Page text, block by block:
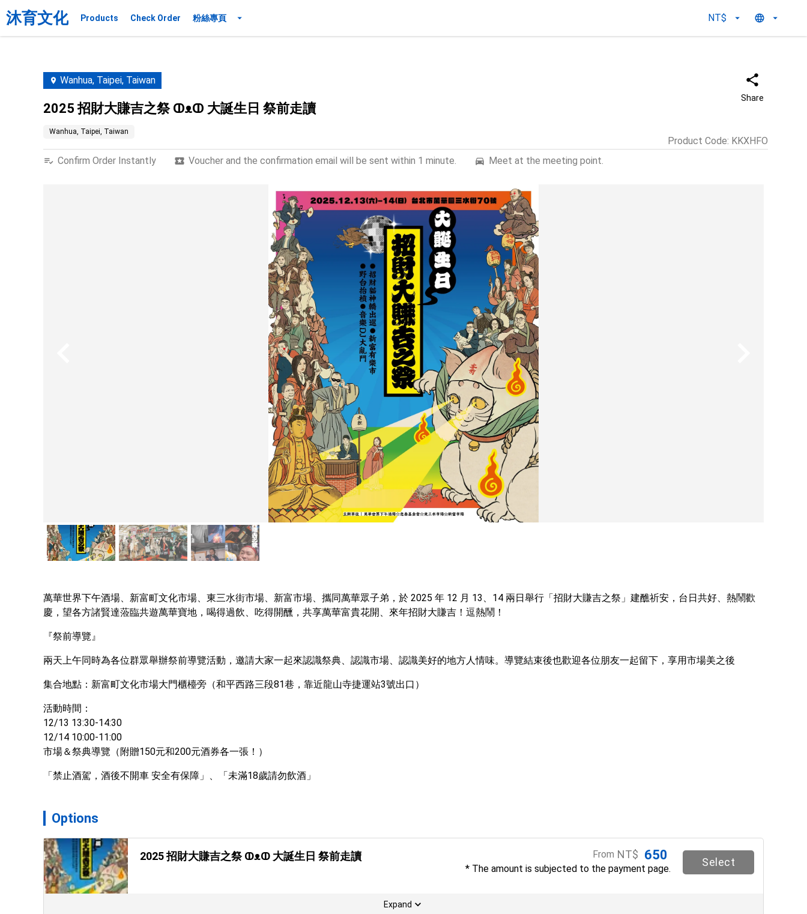
沐育文化 Products Check Order 粉絲專頁 NT$
Wanhua, Taipei, Taiwan
2025 招財大賺吉之祭 ↀᴥↀ 大誕生日 祭前走讀
Share
Wanhua, Taipei, Taiwan
Product Code: KKXHFO
Confirm Order Instantly
Voucher and the confirmation email will be sent within 1 minute. Meet at the meeting point.
萬華世界下午酒場、新富町文化市場、東三水街市場、新富市場、攜同萬華眾子弟，於 2025 年 12 月 13、14 兩日舉行「招財大賺吉之祭」建醮祈安，台日共好、熱鬧歡
慶，望各方諸賢達蒞臨共遊萬華寶地，喝得過飲、吃得開醺，共享萬華富貴花開、來年招財大賺吉！逗熱鬧！
『祭前導覽』
兩天上午同時為各位群眾舉辦祭前導覽活動，邀請大家一起來認識祭典、認識市場、認識美好的地方人情味。導覽結束後也歡迎各位朋友一起留下，享用市場美之後
集合地點：新富町文化市場大門櫃檯旁（和平西路三段81巷，靠近龍山寺捷運站3號出口）
活動時間：
12/13 13:30-14:30
12/14 10:00-11:00
市場＆祭典導覽（附贈150元和200元酒券各一張！）
「禁止酒駕，酒後不開車 安全有保障」、「未滿18歲請勿飲酒」
Options
2025 招財大賺吉之祭 ↀᴥↀ 大誕生日 祭前走讀 From NT$ 650
* The amount is subjected to the payment page.
Select
Expand